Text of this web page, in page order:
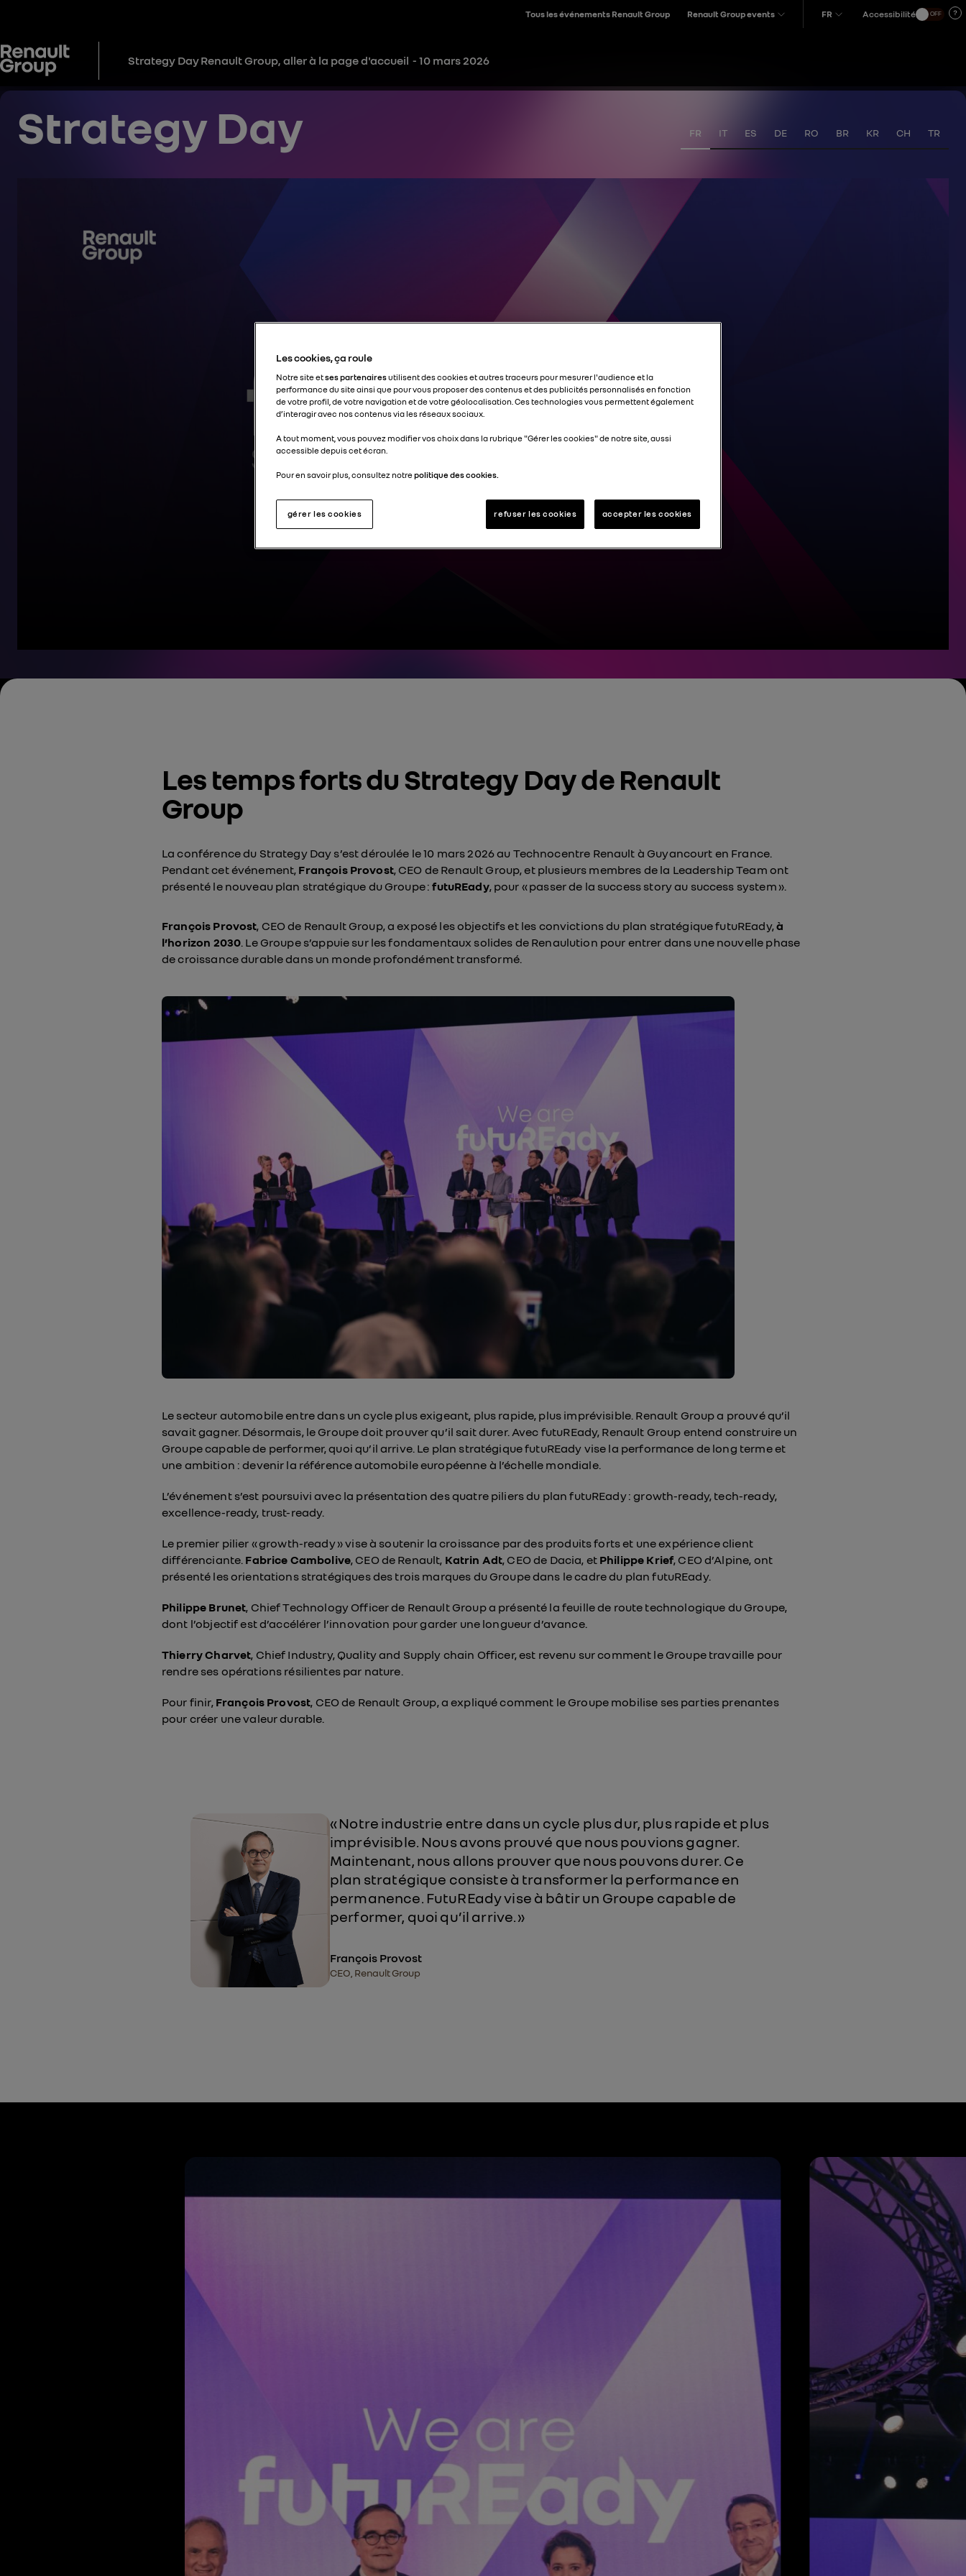
Tous les événements Renault Group Renault Group events FR Accessibilité OFF
Strategy DayRenault Group, aller à la page d'accueil - 10 mars 2026
Strategy Day FR IT ES DE RO BR KR CH TR
Voir le replay
Les temps forts du Strategy Day de Renault
Group
La conférence du Strategy Day s’est déroulée le 10 mars 2026 au Technocentre Renault à Guyancourt en France.
Pendant cet événement, François Provost, CEO de Renault Group, et plusieurs membres de la Leadership Team ont
présenté le nouveau plan stratégique du Groupe :futuREady, pour « passer de la success story au success system ».
François Provost, CEO de Renault Group, a exposé les objectifs et les convictions du plan stratégique futuREady,à
l’horizon 2030. Le Groupe s’appuie sur les fondamentaux solides de Renaulution pour entrer dans une nouvelle phase
de croissance durable dans un monde profondément transformé.
Le secteur automobile entre dans un cycle plus exigeant, plus rapide, plus imprévisible. Renault Group a prouvé qu’il
savait gagner. Désormais, le Groupe doit prouver qu’il sait durer. Avec futuREady, Renault Group entend construire un
Groupe capable de performer, quoi qu’il arrive. Le plan stratégique futuREady vise la performance de long terme et
une ambition : devenir la référence automobile européenne à l’échelle mondiale.
L’événement s’est poursuivi avec la présentation des quatre piliers du plan futuREady : growth-ready, tech-ready,
excellence-ready, trust-ready.
Le premier pilier « growth-ready » vise à soutenir la croissance par des produits forts et une expérience client
différenciante. Fabrice Cambolive, CEO de Renault, Katrin Adt, CEO de Dacia, et Philippe Krief, CEO d’Alpine, ont
présenté les orientations stratégiques des trois marques du Groupe dans le cadre du plan futuREady.
Philippe Brunet, Chief Technology Officer de Renault Group a présenté la feuille de route technologique du Groupe,
dont l’objectif est d’accélérer l’innovation pour garder une longueur d’avance.
Thierry Charvet, Chief Industry, Quality and Supply chain Officer, est revenu sur comment le Groupe travaille pour
rendre ses opérations résilientes par nature.
Pour finir, François Provost, CEO de Renault Group, a expliqué comment le Groupe mobilise ses parties prenantes
pour créer une valeur durable.
« Notre industrie entre dans un cycle plus dur, plus rapide et plus
imprévisible. Nous avons prouvé que nous pouvions gagner.
Maintenant, nous allons prouver que nous pouvons durer. Ce
plan stratégique consiste à transformer la performance en
permanence. FutuREady vise à bâtir un Groupe capable de
performer, quoi qu’il arrive. »
François Provost
CEO, Renault Group
Les cookies, ça roule
Notre site etses partenairesutilisent des cookies et autres traceurs pour mesurer l'audience et la
performance du site ainsi que pour vous proposer des contenus et des publicités personnalisés en fonction
de votre profil, de votre navigation et de votre géolocalisation. Ces technologies vous permettent également
d’interagir avec nos contenus via les réseaux sociaux.
A tout moment, vous pouvez modifier vos choix dans la rubrique "Gérer les cookies" de notre site, aussi
accessible depuis cet écran.
Pour en savoir plus, consultez notrepolitique des cookies.
gérer les cookies refuser les cookies accepter les cookies